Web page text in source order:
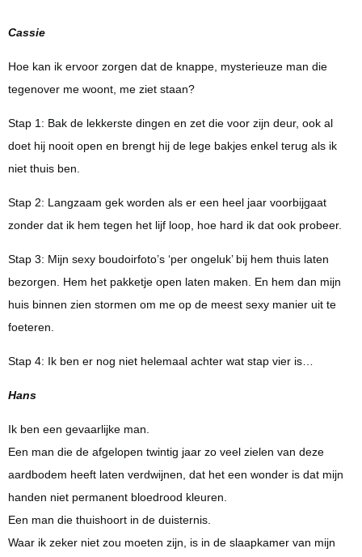
Cassie
Hoe kan ik ervoor zorgen dat de knappe, mysterieuze man die
tegenover me woont, me ziet staan?
Stap 1: Bak de lekkerste dingen en zet die voor zijn deur, ook al
doet hij nooit open en brengt hij de lege bakjes enkel terug als ik
niet thuis ben.
Stap 2: Langzaam gek worden als er een heel jaar voorbijgaat
zonder dat ik hem tegen het lijf loop, hoe hard ik dat ook probeer.
Stap 3: Mijn sexy boudoirfoto’s ‘per ongeluk’ bij hem thuis laten
bezorgen. Hem het pakketje open laten maken. En hem dan mijn
huis binnen zien stormen om me op de meest sexy manier uit te
foeteren.
Stap 4: Ik ben er nog niet helemaal achter wat stap vier is…
Hans
Ik ben een gevaarlijke man.
Een man die de afgelopen twintig jaar zo veel zielen van deze
aardbodem heeft laten verdwijnen, dat het een wonder is dat mijn
handen niet permanent bloedrood kleuren.
Een man die thuishoort in de duisternis.
Waar ik zeker niet zou moeten zijn, is in de slaapkamer van mijn